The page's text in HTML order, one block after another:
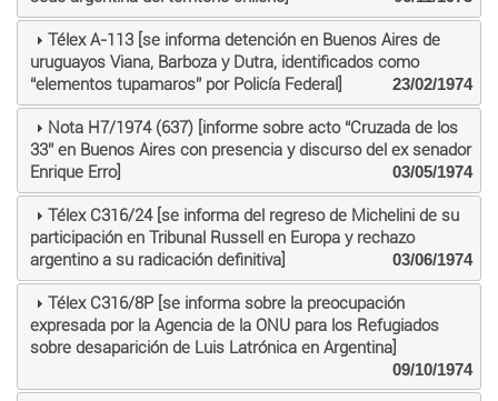
Télex A-113 [se informa detención en Buenos Aires de
uruguayos Viana, Barboza y Dutra, identificados como
“elementos tupamaros” por Policía Federal]
23/02/1974
Nota H7/1974 (637) [informe sobre acto “Cruzada de los
33” en Buenos Aires con presencia y discurso del ex senador
Enrique Erro]
03/05/1974
Télex C316/24 [se informa del regreso de Michelini de su
participación en Tribunal Russell en Europa y rechazo
argentino a su radicación definitiva]
03/06/1974
Télex C316/8P [se informa sobre la preocupación
expresada por la Agencia de la ONU para los Refugiados
sobre desaparición de Luis Latrónica en Argentina]
09/10/1974